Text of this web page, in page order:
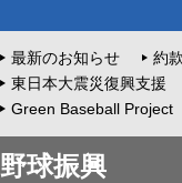
最新のお知らせ 約
東日本大震災復興支援
Green Baseball Project
野球振興